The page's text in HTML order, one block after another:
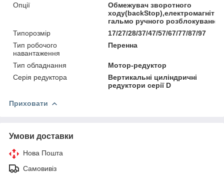
Опції
Обмежувач зворотного
гальмо ручного
Типорозмір
17/27/28/37/47/57/67/77/87/97
Тип робочого
навантаження
Перенна
Тип обладнання
Мотор-редуктор
Серія редуктора
Вертикальні циліндричні
редуктори серії D
Приховати
Умови доставки
Нова Пошта
Самовивіз